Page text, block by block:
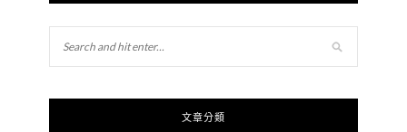
文章分類